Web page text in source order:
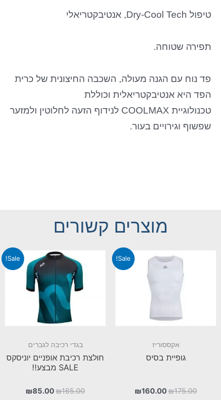
טיפול Dry-Cool Tech, אנטיבקטריאלי
תפירה שטוחה.
פד נוח עם הגנה מעולה, השכבה החיצונית של כרית
הפד היא אנטיבקטריאלית וכוללת
טכנולוגיית COOLMAX לנידוף הזעה לחלוטין ולמזער
שפשוף וגירויים בעור.
מוצרים קשורים
Sale!
אקססוריז
גופיית בסיס
₪175.00
₪160.00
Sale!
בגדי רכיבה לגברים
חולצת רכיבת אופניים יוניסקס
SALE מבצע!!
₪165.00
₪85.00